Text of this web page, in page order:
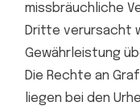
missbräuchliche
Dritte verursacht
Gewährleistung
Die Rechte an
liegen bei den